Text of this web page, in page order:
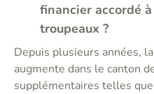
financier accordé
troupeaux ?
Depuis plusieurs années,
augmente dans le canton
supplémentaires telles